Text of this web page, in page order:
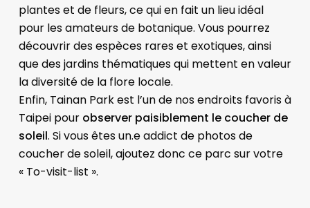
plantes et de fleurs, ce qui en fait un lieu idéal
pour les amateurs de botanique. Vous pourrez
découvrir des espèces rares et exotiques, ainsi
que des jardins thématiques qui mettent en valeur
la diversité de la flore locale.
Enfin, Tainan Park est l’un de nos endroits favoris à
Taipei pour observer paisiblement le coucher de
soleil. Si vous êtes un.e addict de photos de
coucher de soleil, ajoutez donc ce parc sur votre
« To-visit-list ».